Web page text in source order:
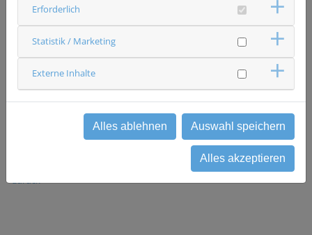
Status
rekrutierend
Ansprechpartner & Kontakt
0961 30313307
studienzentrum(at)kno.ag
zurück
Erforderlich
Statistik / Marketing
Externe Inhalte
Alles ablehnen Auswahl speichern
Alles akzeptieren